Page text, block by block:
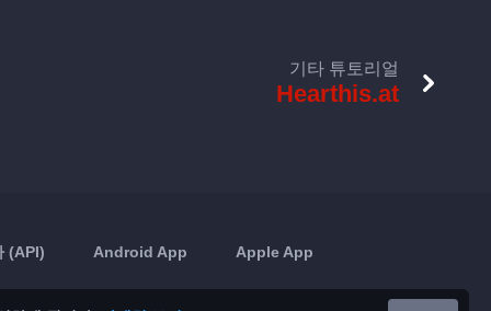
기타 튜토리얼
Hearthis.at
(API) Android App Apple App